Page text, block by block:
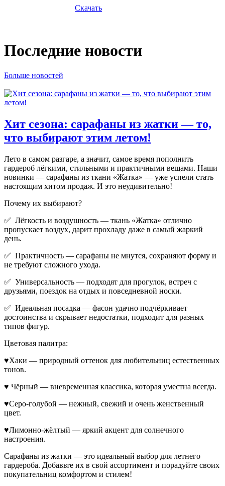
Скачать
Последние новости
Больше новостей
Хит сезона: сарафаны из жатки — то,
что выбирают этим летом!
Лето в самом разгаре, а значит, самое время пополнить
гардероб лёгкими, стильными и практичными вещами. Наши
новинки — сарафаны из ткани «Жатка» — уже успели стать
настоящим хитом продаж. И это неудивительно!
Почему их выбирают?
✅ Лёгкость и воздушность — ткань «Жатка» отлично
пропускает воздух, дарит прохладу даже в самый жаркий
день.
✅ Практичность — сарафаны не мнутся, сохраняют форму и
не требуют сложного ухода.
✅ Универсальность — подходят для прогулок, встреч с
друзьями, поездок на отдых и повседневной носки.
✅ Идеальная посадка — фасон удачно подчёркивает
достоинства и скрывает недостатки, подходит для разных
типов фигур.
Цветовая палитра:
♥Хаки — природный оттенок для любительниц естественных
тонов.
♥ Чёрный — вневременная классика, которая уместна всегда.
♥Серо-голубой — нежный, свежий и очень женственный
цвет.
♥Лимонно-жёлтый — яркий акцент для солнечного
настроения.
Сарафаны из жатки — это идеальный выбор для летнего
гардероба. Добавьте их в свой ассортимент и порадуйте своих
покупательниц комфортом и стилем!